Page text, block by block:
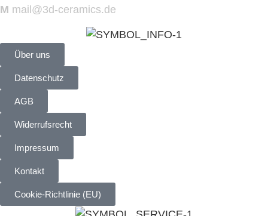
M mail@3d-ceramics.de
Über uns
Datenschutz
AGB
Widerrufsrecht
Impressum
Kontakt
Cookie-Richtlinie (EU)